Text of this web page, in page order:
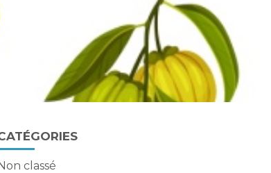
classé